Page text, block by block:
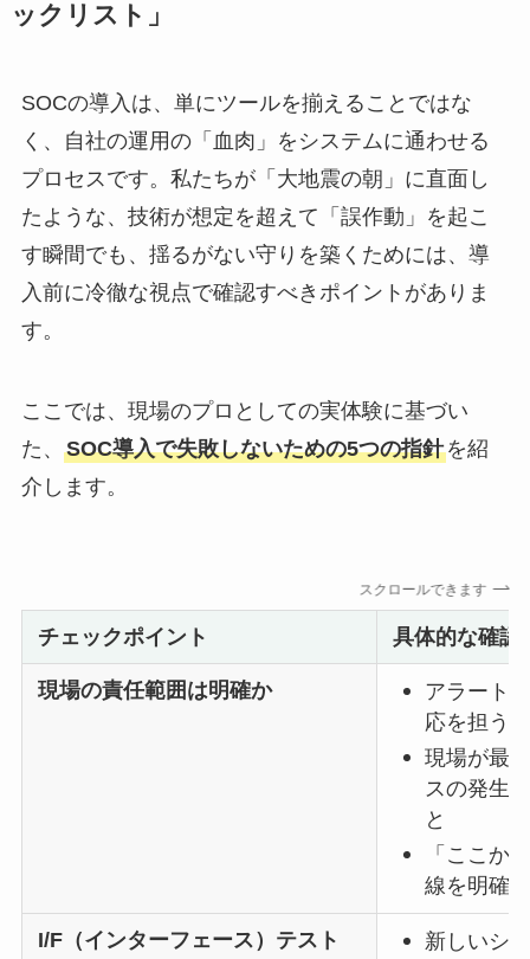
ックリスト」
SOCの導入は、単にツールを揃えることではな
く、自社の運用の「血肉」をシステムに通わせる
プロセスです。私たちが「大地震の朝」に直面し
たような、技術が想定を超えて「誤作動」を起こ
す瞬間でも、揺るがない守りを築くためには、導
入前に冷徹な視点で確認すべきポイントがありま
す。
ここでは、現場のプロとしての実体験に基づい
た、 SOC導入で失敗しないための5つの指針を紹
介します。
スクロールできます
チェックポイント 具体的な確認
現場の責任範囲は明確か
アラート
応を担う
現場が最
スの発生
と
「ここか
線を明確
I/F（インターフェース）テスト
新しいシ